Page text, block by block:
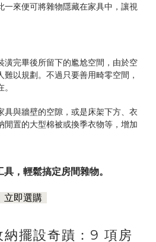
一來便可將雜物隱藏在家具中，讓視
潢完畢後所留下的尷尬空間，由於空
以規劃。不過只要善用畸零空間，
具與牆壁的空隙，或是床架下方、衣
閒置的大型棉被或換季衣物等，增加
，輕鬆搞定房間雜物。
立即選購
擺設奇蹟：9 項房